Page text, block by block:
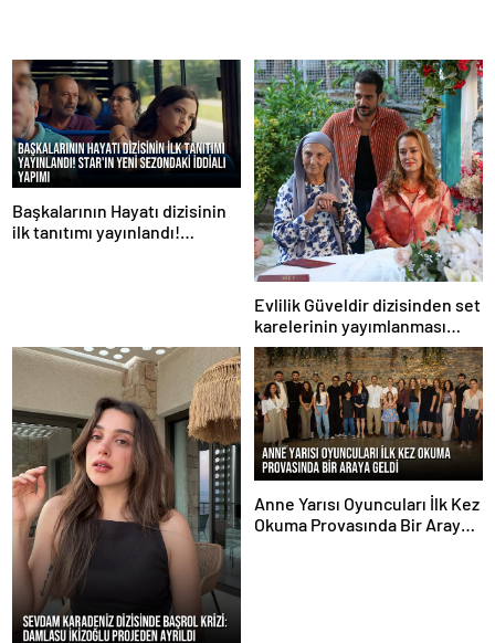
Başkalarının Hayatı dizisinin
ilk tanıtımı yayınlandı!
Evlilik Güveldir dizisinden set
karelerinin yayımlanması
sürüyor
Anne Yarısı Oyuncuları İlk Kez
Okuma Provasında Bir Araya